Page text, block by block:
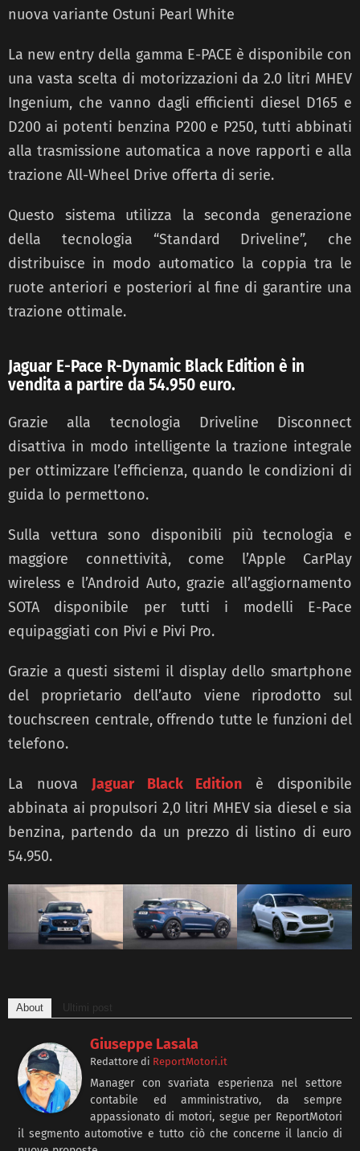
nuova variante Ostuni Pearl White
La new entry della gamma E-PACE è disponibile con
una vasta scelta di motorizzazioni da 2.0 litri MHEV
Ingenium, che vanno dagli efficienti diesel D165 e
D200 ai potenti benzina P200 e P250, tutti abbinati
alla trasmissione automatica a nove rapporti e alla
trazione All-Wheel Drive offerta di serie.
Questo sistema
utilizza la seconda generazione
della tecnologia “Standard Driveline”, che
distribuisce in modo automatico la coppia tra le
ruote anteriori e posteriori al fine di garantire una
trazione ottimale.
Jaguar E-Pace R-Dynamic Black Edition è in
vendita a partire da 54.950 euro.
Grazie alla tecnologia
Driveline Disconnect
disattiva in modo intelligente la trazione integrale
per ottimizzare l’efficienza, quando le condizioni di
guida lo permettono.
Sulla vettura sono disponibili più tecnologia e
maggiore connettività, come
l’Apple CarPlay
wireless e l’Android Auto, grazie all’aggiornamento
SOTA disponibile per tutti i modelli E-Pace
equipaggiati con Pivi e Pivi Pro.
Grazie a questi sistemi il display dello smartphone
del proprietario dell’auto
viene riprodotto sul
touchscreen centrale, offrendo tutte le funzioni del
telefono.
La nuova Jaguar Black Edition è disponibile
abbinata ai propulsori 2,0 litri MHEV sia diesel e sia
benzina, partendo da un prezzo di listino di euro
54.950.
About Ultimi post
Giuseppe Lasala
Redattore di ReportMotori.it
Manager con svariata esperienza nel settore
contabile ed amministrativo, da sempre
appassionato di motori, segue per ReportMotori
il segmento automotive e tutto ciò che concerne il lancio di